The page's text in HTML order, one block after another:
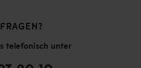
telefonisch unter